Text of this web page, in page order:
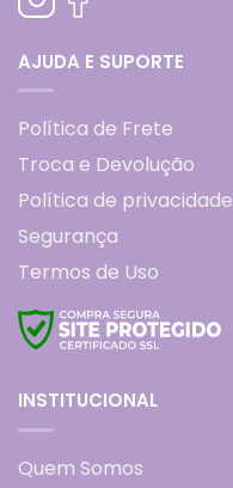
AJUDA E SUPORTE
Política de Frete
Troca e Devolução
Política de privacidade
Segurança
Termos de Uso
INSTITUCIONAL
Quem Somos